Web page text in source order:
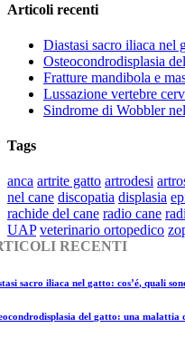
Articoli recenti
Diastasi sacro iliaca nel
Osteocondrodisplasia
Fratture mandibola e
Lussazione vertebre
Sindrome di Wobbler
Tags
anca artrite gatto artrodesi
nel cane discopatia displasia
rachide del cane radio cane
UAP veterinario ortopedico
RECENTI
sacro iliaca nel gatto: cos’é, quali
del gatto: una malattia